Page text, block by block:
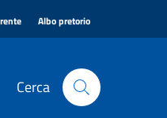
Albo pretorio
Cerca